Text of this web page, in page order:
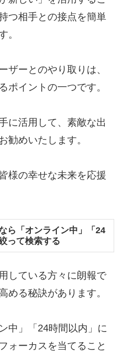
つ相手との接点を簡単
。
ザーとのやり取りは、
ポイントの一つです。
に活用して、素敵な出
勧めいたします。
様の幸せな未来を応援
ら「オンライン中」「24
って検索する
している方々に朗報で
める秘訣があります。
中」「24時間以内」に
ォーカスを当てること